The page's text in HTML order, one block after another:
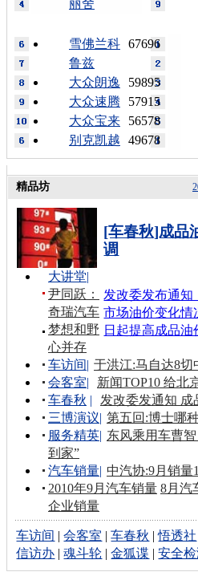
丽舍
67696
雪佛兰科
鲁兹
59895
大众朗逸
57915
大众速腾
56578
大众宝来
49678
别克凯越
精品坊
[车春秋]成品
调
发改委发布通知
市场油价变化情
日起提高成品
大讲堂|
尹同跃：
奇瑞汽车
梦想和野
心并存
车访间| 于洪江:马自达8
会客室|
新闻TOP10 给北
车春秋 |
发改委发通知 成
三博演议| 第五回:博士哪
服务精英| 东风乘用车曹
到家”
汽车销量| 中汽协:9月销量
2010年9月汽车销量 8月汽
企业销量
车访间 |会客室 |车春秋 |悟透社
信访办 |魂斗轮 |金狐谍 |安全检